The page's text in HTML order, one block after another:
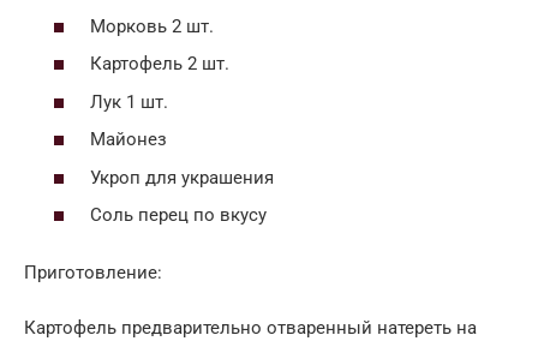
Морковь 2 шт.
Картофель 2 шт.
Лук 1 шт.
Майонез
Укроп для украшения
Соль перец по вкусу
Приготовление:
Картофель предварительно отваренный натереть на